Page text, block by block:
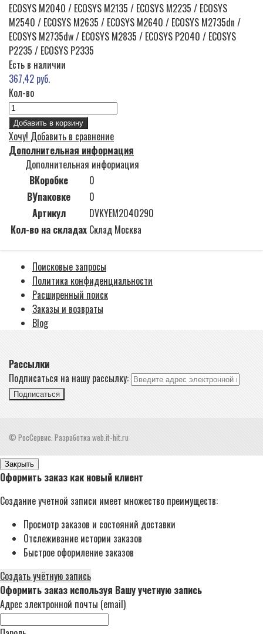
ECOSYS M2040 / ECOSYS M2135 / ECOSYS M2235 / ECOSYS
M2540 / ECOSYS M2635 / ECOSYS M2640 / ECOSYS M2735dn /
ECOSYS M2735dw / ECOSYS M2835 / ECOSYS P2040 / ECOSYS
P2235 / ECOSYS P2335
Есть в наличии
367,42 руб.
Кол-во
Добавить в корзину
Хочу! Добавить в сравнение
Дополнительная информация
Дополнительная информация
ВКоробке
0
ВУпаковке
0
Артикул
DVKYEM2040290
Кол-во на складах Склад Москва
Поисковые запросы
Политика конфиденциальности
Расширенный поиск
Заказы и возвраты
Blog
Рассылки
Подписаться на нашу рассылку:
Подписаться
© РосСервис. Разработка web.it-hit.ru
Закрыть
Оформить заказ как новый клиент
Создание учетной записи имеет множество преимуществ:
Просмотр заказов и состояний доставки
Отслеживание истории заказов
Быстрое оформление заказов
Создать учётную запись
Оформить заказ используя Вашу учетную запись
Адрес электронной почты (email)